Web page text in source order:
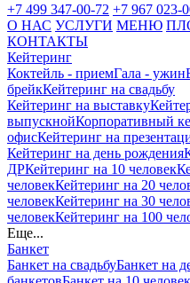
+7 499 347-00-72 +7 967 023-
О НАС УСЛУГИ МЕНЮ
КОНТАКТЫ
Кейтеринг
Коктейль - приемГала - ужин
брейкКейтеринг на свадьбу
Кейтеринг на выставку
выпускнойКорпоративный
офисКейтеринг на
Кейтеринг на день рождения
ДРКейтеринг на 10 человек
человекКейтеринг на 20
человекКейтеринг на 30
человекКейтеринг на 100
Еще...
Банкет
Банкет на свадьбуБанкет на